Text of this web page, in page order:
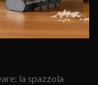
la spazzola